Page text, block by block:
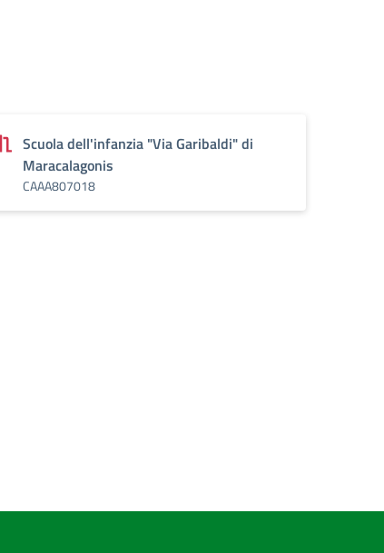
Scuola dell'infanzia "Via Garibaldi" di
Maracalagonis
CAAA807018